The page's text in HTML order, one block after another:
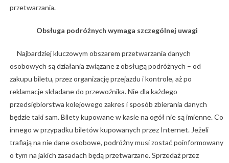
przetwarzania.
Obsługa podróżnych wymaga szczególnej uwagi
Najbardziej kluczowym obszarem przetwarzania danych
osobowych są działania związane z obsługą podróżnych – od
zakupu biletu, przez organizację przejazdu i kontrole, aż po
reklamacje składane do przewoźnika. Nie dla każdego
przedsiębiorstwa kolejowego zakres i sposób zbierania danych
będzie taki sam. Bilety kupowane w kasie na ogół nie są imienne. Co
innego w przypadku biletów kupowanych przez Internet. Jeżeli
trafiają na nie dane osobowe, podróżny musi zostać poinformowany
o tym na jakich zasadach będą przetwarzane. Sprzedaż przez